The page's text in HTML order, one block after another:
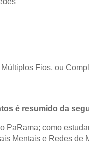
Fios, ou
é resumido da
PaRama; como
Mentais e Redes